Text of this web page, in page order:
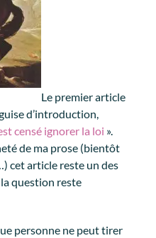
Le premier article
d’introduction,
censé ignorer la loi ».
de ma prose (bientôt
cet article reste un des
question reste
personne ne peut tirer